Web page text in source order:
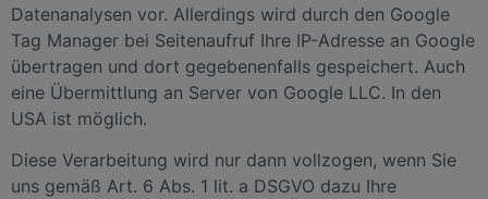
Datenanalysen vor. Allerdings wird durch den Google
Tag Manager bei Seitenaufruf Ihre IP-Adresse an Google
übertragen und dort gegebenenfalls gespeichert. Auch
eine Übermittlung an Server von Google LLC. In den
USA ist möglich.
Diese Verarbeitung wird nur dann vollzogen, wenn Sie
uns gemäß Art. 6 Abs. 1 lit. a DSGVO dazu Ihre